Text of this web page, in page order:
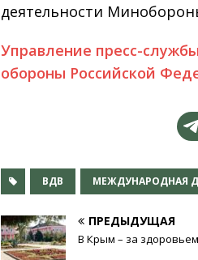
деятельности
Управление пресс-
обороны Российской
ВДВ МЕЖДУНАРОДНАЯ
ПРЕДЫДУЩАЯ
В Крым – за здоровьем